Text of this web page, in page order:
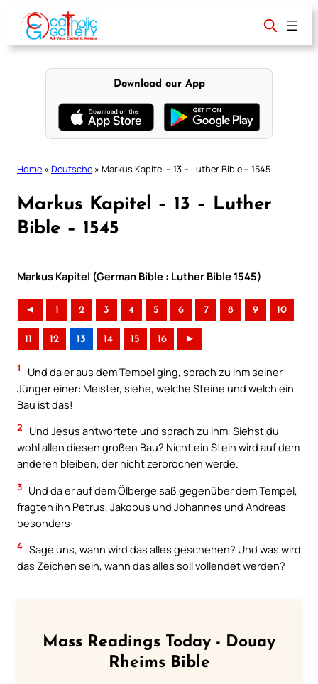
content
Download our App
Home » Deutsche » Markus Kapitel – 13 – Luther Bible – 1545
Markus Kapitel – 13 – Luther
Bible – 1545
Markus Kapitel (German Bible : Luther Bible 1545)
◄ 1 2 3 4 5 6 7 8 9 10
11 12 13 14 15 16 ►
1
Und da er aus dem Tempel ging, sprach zu ihm seiner
Jünger einer: Meister, siehe, welche Steine und welch ein
Bau ist das!
2
Und Jesus antwortete und sprach zu ihm: Siehst du
wohl allen diesen großen Bau? Nicht ein Stein wird auf dem
anderen bleiben, der nicht zerbrochen werde.
3 Und da er auf dem Ölberge saß gegenüber dem Tempel,
fragten ihn Petrus, Jakobus und Johannes und Andreas
besonders:
4 Sage uns, wann wird das alles geschehen? Und was wird
das Zeichen sein, wann das alles soll vollendet werden?
Mass Readings Today - Douay
Rheims Bible